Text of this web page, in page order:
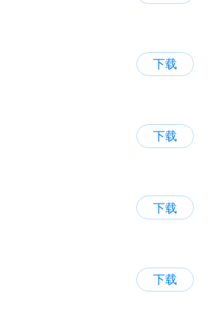
下载
下载
下载
下载